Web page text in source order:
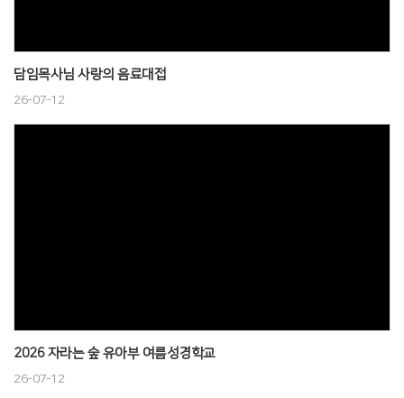
담임목사님 사랑의 음료대접
26-07-12
2026 자라는 숲 유아부 여름성경학교
26-07-12